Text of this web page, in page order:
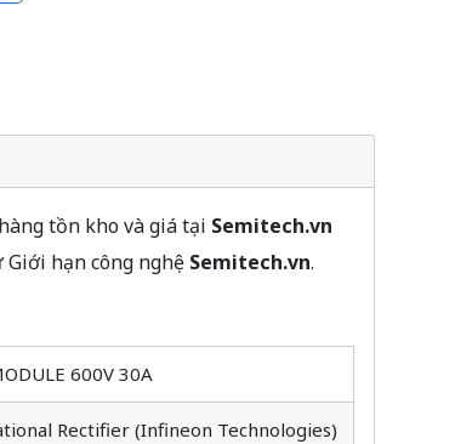
tồn kho và giá tại Semitech.vn
hạn công nghệ Semitech.vn.
600V 30A
Rectifier (Infineon Technologies)